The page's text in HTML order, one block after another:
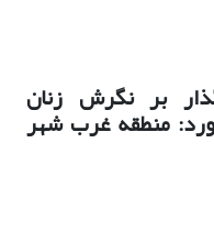
بر نگرش زنان
منطقه غرب شهر